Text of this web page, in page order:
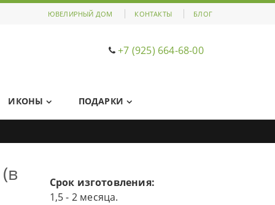
КОНТАКТЫ БЛОГ
ЮВЕЛИРНЫЙ ДОМ
+7 (925) 664-68-00
ИКОНЫ ПОДАРКИ
Срок изготовления:
1,5 - 2 месяца.